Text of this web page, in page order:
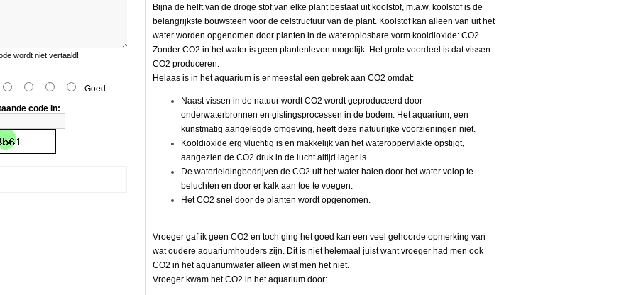
wordt niet vertaald!
Goed
code in:
Bijna de helft van de droge stof van elke plant bestaat uit koolstof, m.a.w. koolstof is de
belangrijkste bouwsteen voor de celstructuur van de plant. Koolstof kan alleen van uit het
water worden opgenomen door planten in de wateroplosbare vorm kooldioxide: CO2.
Zonder CO2 in het water is geen plantenleven mogelijk. Het grote voordeel is dat vissen
CO2 produceren.
Helaas is in het aquarium is er meestal een gebrek aan CO2 omdat:
Naast vissen in de natuur wordt CO2 wordt geproduceerd door
onderwaterbronnen en gistingsprocessen in de bodem. Het aquarium, een
kunstmatig aangelegde omgeving, heeft deze natuurlijke voorzieningen niet.
Kooldioxide erg vluchtig is en makkelijk van het wateroppervlakte opstijgt,
aangezien de CO2 druk in de lucht altijd lager is.
De waterleidingbedrijven de CO2 uit het water halen door het water volop te
beluchten en door er kalk aan toe te voegen.
Het CO2 snel door de planten wordt opgenomen.
Vroeger gaf ik geen CO2 en toch ging het goed kan een veel gehoorde opmerking van
wat oudere aquariumhouders zijn. Dit is niet helemaal juist want vroeger had men ook
CO2 in het aquariumwater alleen wist men het niet.
Vroeger kwam het CO2 in het aquarium door: